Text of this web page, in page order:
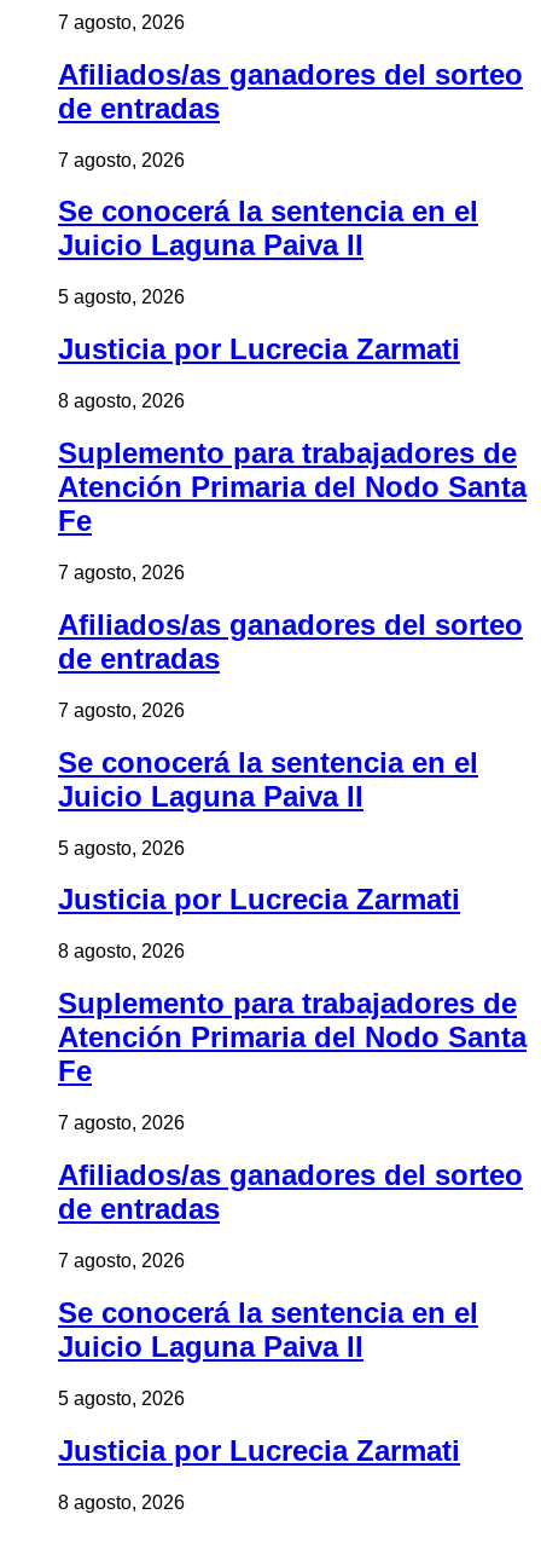
7 agosto, 2026
Afiliados/as ganadores del sorteo
de entradas
7 agosto, 2026
Se conocerá la sentencia en el
Juicio Laguna Paiva II
5 agosto, 2026
Justicia por Lucrecia Zarmati
8 agosto, 2026
Suplemento para trabajadores de
Atención Primaria del Nodo Santa
Fe
7 agosto, 2026
Afiliados/as ganadores del sorteo
de entradas
7 agosto, 2026
Se conocerá la sentencia en el
Juicio Laguna Paiva II
5 agosto, 2026
Justicia por Lucrecia Zarmati
8 agosto, 2026
Suplemento para trabajadores de
Atención Primaria del Nodo Santa
Fe
7 agosto, 2026
Afiliados/as ganadores del sorteo
de entradas
7 agosto, 2026
Se conocerá la sentencia en el
Juicio Laguna Paiva II
5 agosto, 2026
Justicia por Lucrecia Zarmati
8 agosto, 2026